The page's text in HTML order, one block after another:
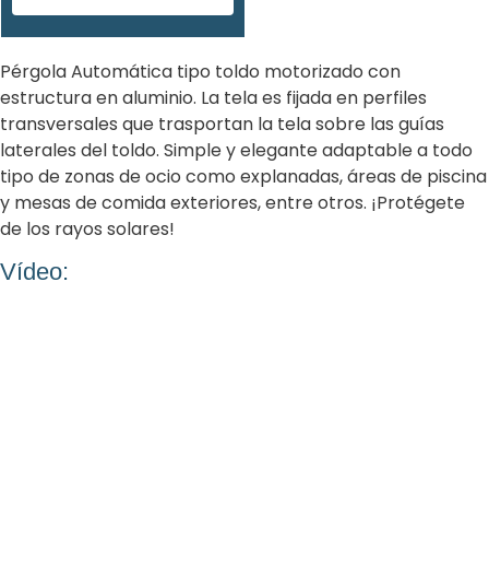
Pérgola Automática tipo toldo motorizado con
estructura en aluminio. La tela es fijada en perfiles
transversales que trasportan la tela sobre las guías
laterales del toldo. Simple y elegante adaptable a todo
tipo de zonas de ocio como explanadas, áreas de piscina
y mesas de comida exteriores, entre otros. ¡Protégete
de los rayos solares!
Vídeo: